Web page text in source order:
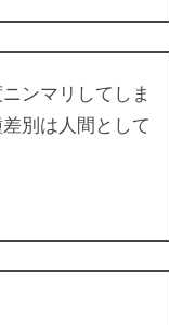
ンマリしてしま
別は人間として